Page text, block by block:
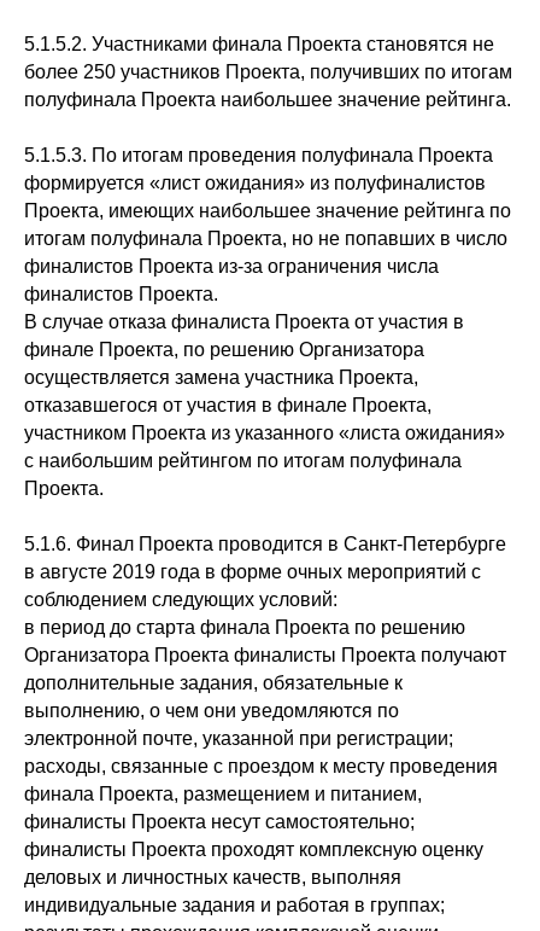
5.1.5.2. Участниками финала Проекта становятся не
более 250 участников Проекта, получивших по итогам
полуфинала Проекта наибольшее значение рейтинга.
5.1.5.3. По итогам проведения полуфинала Проекта
формируется «лист ожидания» из полуфиналистов
Проекта, имеющих наибольшее значение рейтинга по
итогам полуфинала Проекта, но не попавших в число
финалистов Проекта из-за ограничения числа
финалистов Проекта.
В случае отказа финалиста Проекта от участия в
финале Проекта, по решению Организатора
осуществляется замена участника Проекта,
отказавшегося от участия в финале Проекта,
участником Проекта из указанного «листа ожидания»
с наибольшим рейтингом по итогам полуфинала
Проекта.
5.1.6. Финал Проекта проводится в Санкт-Петербурге
в августе 2019 года в форме очных мероприятий с
соблюдением следующих условий:
в период до старта финала Проекта по решению
Организатора Проекта финалисты Проекта получают
дополнительные задания, обязательные к
выполнению, о чем они уведомляются по
электронной почте, указанной при регистрации;
расходы, связанные с проездом к месту проведения
финала Проекта, размещением и питанием,
финалисты Проекта несут самостоятельно;
финалисты Проекта проходят комплексную оценку
деловых и личностных качеств, выполняя
индивидуальные задания и работая в группах;